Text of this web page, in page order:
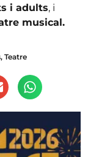
i adults, i
musical.
, Teatre